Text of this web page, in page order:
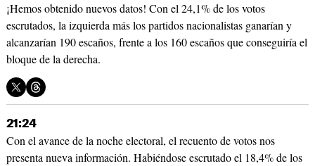
¡Hemos obtenido nuevos datos! Con el 24,1% de los votos
escrutados, la izquierda más los partidos nacionalistas ganarían y
alcanzarían 190 escaños, frente a los 160 escaños que conseguiría el
bloque de la derecha.
21:24
Con el avance de la noche electoral, el recuento de votos nos
presenta nueva información. Habiéndose escrutado el 18,4% de los